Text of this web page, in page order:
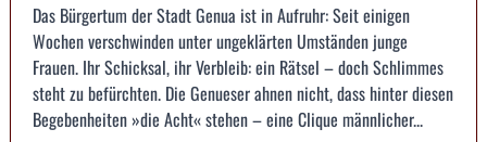
Das Bürgertum der Stadt Genua ist in Aufruhr: Seit einigen
Wochen verschwinden unter ungeklärten Umständen junge
Frauen. Ihr Schicksal, ihr Verbleib: ein Rätsel – doch Schlimmes
steht zu befürchten. Die Genueser ahnen nicht, dass hinter diesen
Begebenheiten »die Acht« stehen – eine Clique männlicher...